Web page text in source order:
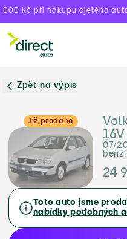
Kč při nákupu ojetého
Zpět na výpis
Již prodáno
07/
24
Toto auto jsme
nabídky podobných